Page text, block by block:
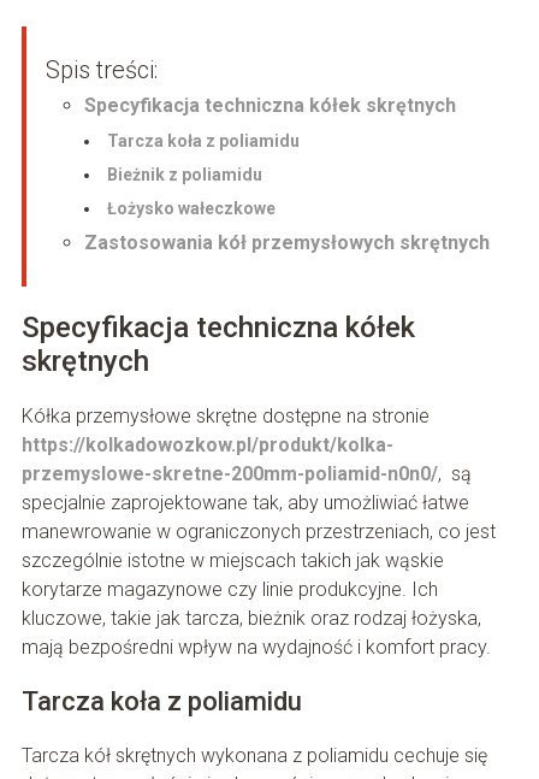
Spis treści:
Specyfikacja techniczna kółek skrętnych
Tarcza koła z poliamidu
Bieżnik z poliamidu
Łożysko wałeczkowe
Zastosowania kół przemysłowych skrętnych
Specyfikacja techniczna kółek
skrętnych
Kółka przemysłowe skrętne dostępne na stronie
https://kolkadowozkow.pl/produkt/kolka-
przemyslowe-skretne-200mm-poliamid-n0n0/, są
specjalnie zaprojektowane tak, aby umożliwiać łatwe
manewrowanie w ograniczonych przestrzeniach, co jest
szczególnie istotne w miejscach takich jak wąskie
korytarze magazynowe czy linie produkcyjne. Ich
kluczowe, takie jak tarcza, bieżnik oraz rodzaj łożyska,
mają bezpośredni wpływ na wydajność i komfort pracy.
Tarcza koła z poliamidu
Tarcza kół skrętnych wykonana z poliamidu cechuje się